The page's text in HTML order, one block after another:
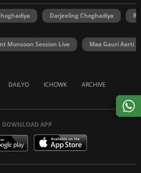
Darjeeling Choghadiya
Monsoon Session Live Maa Gauri Aarti
DAILYO ICHOWK ARCHIVE
DOWNLOAD APP